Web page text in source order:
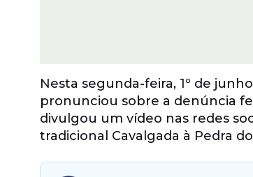
Nesta segunda-feira, 1º de
pronunciou sobre a denúncia
divulgou um vídeo nas redes
tradicional Cavalgada à Pedra